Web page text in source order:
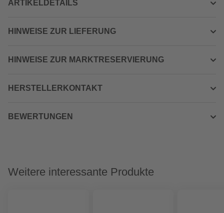
ARTIKELDETAILS
HINWEISE ZUR LIEFERUNG
HINWEISE ZUR MARKTRESERVIERUNG
HERSTELLERKONTAKT
BEWERTUNGEN
Weitere interessante Produkte